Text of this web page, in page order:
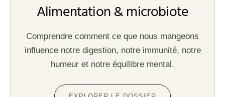
Alimentation & microbiote
Comprendre comment ce que nous mangeons
influence notre digestion, notre immunité, notre
humeur et notre équilibre mental.